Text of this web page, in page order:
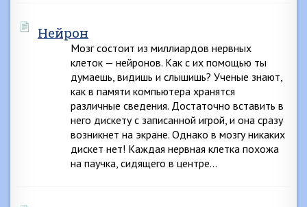
Нейрон
Мозг состоит из миллиардов нервных
клеток — нейронов. Как с их помощью ты
думаешь, видишь и слышишь? Ученые знают,
как в памяти компьютера хранятся
различные сведения. Достаточно вставить в
него дискету с записанной игрой, и она сразу
возникнет на экране. Однако в мозгу никаких
дискет нет! Каждая нервная клетка похожа
на паучка, сидящего в центре…